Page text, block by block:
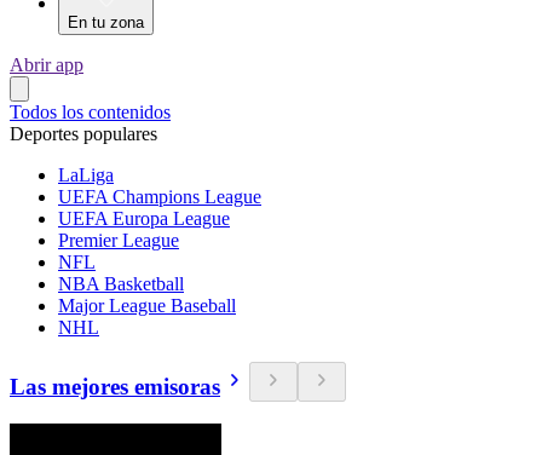
En tu zona
Abrir app
Todos los contenidos
Deportes populares
LaLiga
UEFA Champions League
UEFA Europa League
Premier League
NFL
NBA Basketball
Major League Baseball
NHL
Las mejores emisoras